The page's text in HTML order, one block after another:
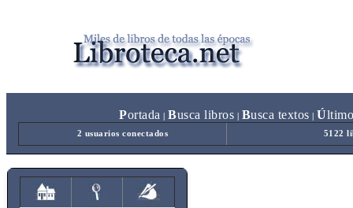
Portada Busca libros Busca textos Ú
2 usuarios conectados 5122